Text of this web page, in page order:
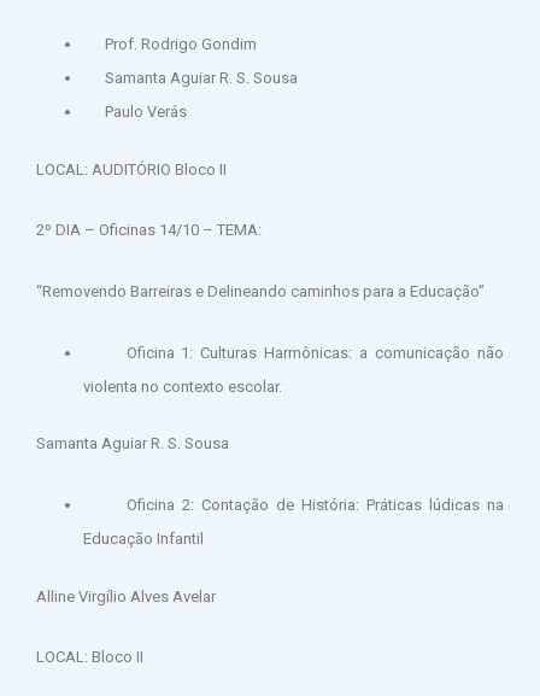
Prof. Rodrigo Gondim
Samanta Aguiar R. S. Sousa
Paulo Verás
LOCAL: AUDITÓRIO Bloco II
2º DIA – Oficinas 14/10 – TEMA:
“Removendo Barreiras e Delineando caminhos para a Educação”
Oficina 1: Culturas Harmônicas: a comunicação não
violenta no contexto escolar.
Samanta Aguiar R. S. Sousa
Oficina 2: Contação de História: Práticas lúdicas na
Educação Infantil
Alline Virgílio Alves Avelar
LOCAL: Bloco II